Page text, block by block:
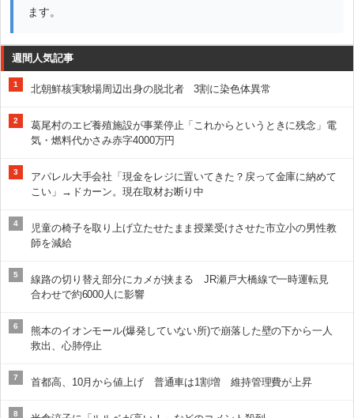
ます。
週間人気記事
1 北朝鮮核実験場周辺出身の脱北者 3割に染色体異常
2
葛尾村のエビ養殖施設が事業停止「これからというときに残念」電
気・燃料代かさみ赤字4000万円
3
アパレル大手会社「現金をレジに置いてきた？戻って金庫に納めて
こい」→ドカーン。現在取材お断り中
4
児童の椅子を取り上げ立たせたまま授業受けさせた市立小の男性教
師を減給
5
線路の切り替え部分にカメが挟まる JR瀬戸大橋線で一時運転見
合わせで約6000人に影響
6
熊本のイオンモール(爆発していない所)で崩落した壁の下から一人
救出、心肺停止
7 首都高、10月から値上げ 普通車は1割増 維持管理費が上昇
8